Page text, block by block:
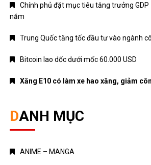
Chính phủ đặt mục tiêu tăng trưởng
năm
Trung Quốc tăng tốc đầu tư vào ngành
Bitcoin lao dốc dưới mốc 60.000 USD
Xăng E10 có làm xe hao xăng, giảm
DANH MỤC
ANIME – MANGA